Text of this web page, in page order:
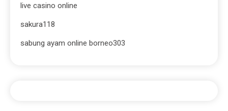
live casino online
sakura118
sabung ayam online borneo303